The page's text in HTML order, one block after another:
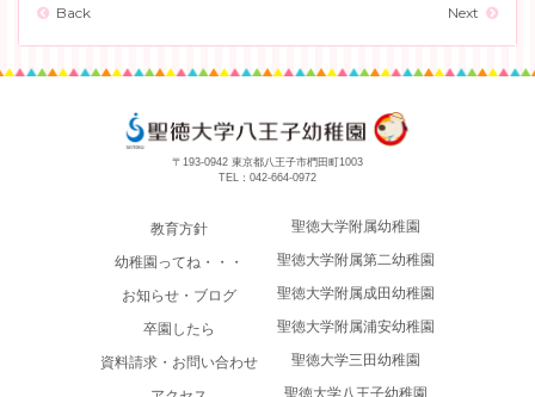
Back Next
〒193-0942 東京都八王子市椚田町1003
TEL： 042-664-0972
教育方針
幼稚園ってね・・・
お知らせ・ブログ
卒園したら
資料請求・お問い合わせ
聖徳大学附属幼稚園
聖徳大学附属第二幼稚園
聖徳大学附属成田幼稚園
聖徳大学附属浦安幼稚園
聖徳大学三田幼稚園
聖徳大学八王子幼稚園